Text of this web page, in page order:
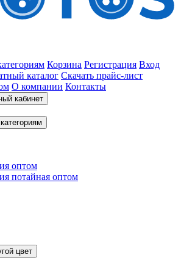
Корзина Регистрация Вход
каталог Скачать прайс-лист
О компании Контакты
кабинет
оптом
потайная оптом
Выбрать другой цвет